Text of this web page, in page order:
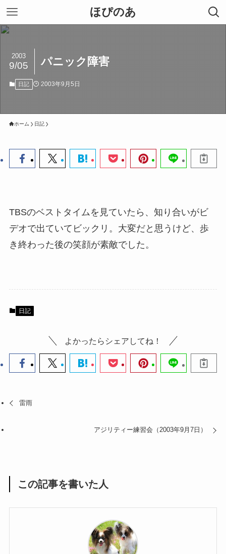
ほぴのあ
パニック障害
2003
9/05
日記 2003年9月5日
ホーム 日記
TBSのベストタイムを見ていたら、知り合いがビ
デオで出ていてビックリ。大変だと思うけど、歩
き終わった後の笑顔が素敵でした。
日記
よかったらシェアしてね！
雷雨
アジリティー練習会（2003年9月7日）
この記事を書いた人